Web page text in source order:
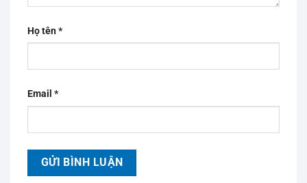
Họ tên*
Email *